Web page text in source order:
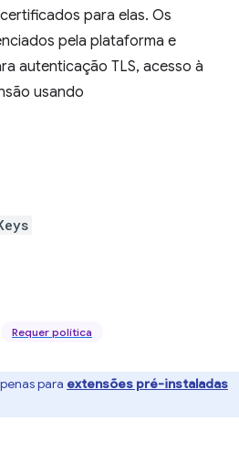
para elas. Os
pela plataforma e
autenticação TLS, acesso à
usando
Requer política
para extensões pré-instaladas